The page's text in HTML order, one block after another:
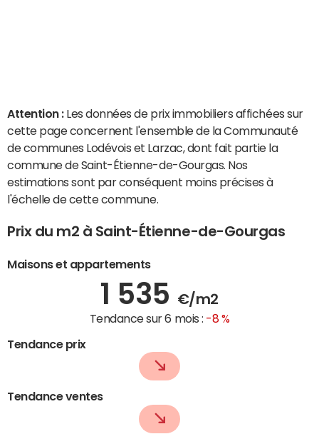
Attention : Les données de prix immobiliers affichées sur
cette page concernent l'ensemble de la Communauté
de communes Lodévois et Larzac, dont fait partie la
commune de Saint-Étienne-de-Gourgas. Nos
estimations sont par conséquent moins précises à
l'échelle de cette commune.
Prix du m2 à Saint-Étienne-de-Gourgas
Maisons et appartements
1 535 €/m2
Tendance sur 6 mois : -8 %
Tendance prix
Tendance ventes